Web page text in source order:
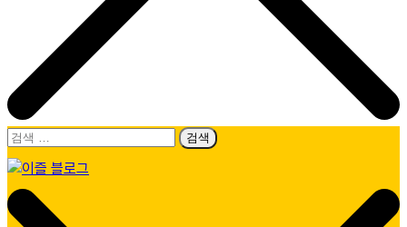
검
색:
이즐 블로그
모두가 누리는 이동의 즐거움, 캐시비가 이즐로 새로워졌어요